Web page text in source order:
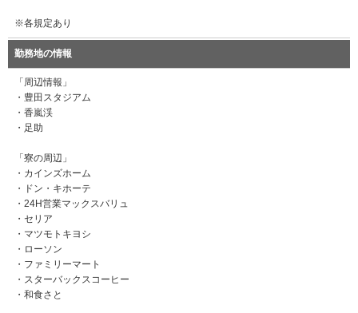
※各規定あり
勤務地の情報
「周辺情報」
・豊田スタジアム
・香嵐渓
・足助
「寮の周辺」
・カインズホーム
・ドン・キホーテ
・24H営業マックスバリュ
・セリア
・マツモトキヨシ
・ローソン
・ファミリーマート
・スターバックスコーヒー
・和食さと